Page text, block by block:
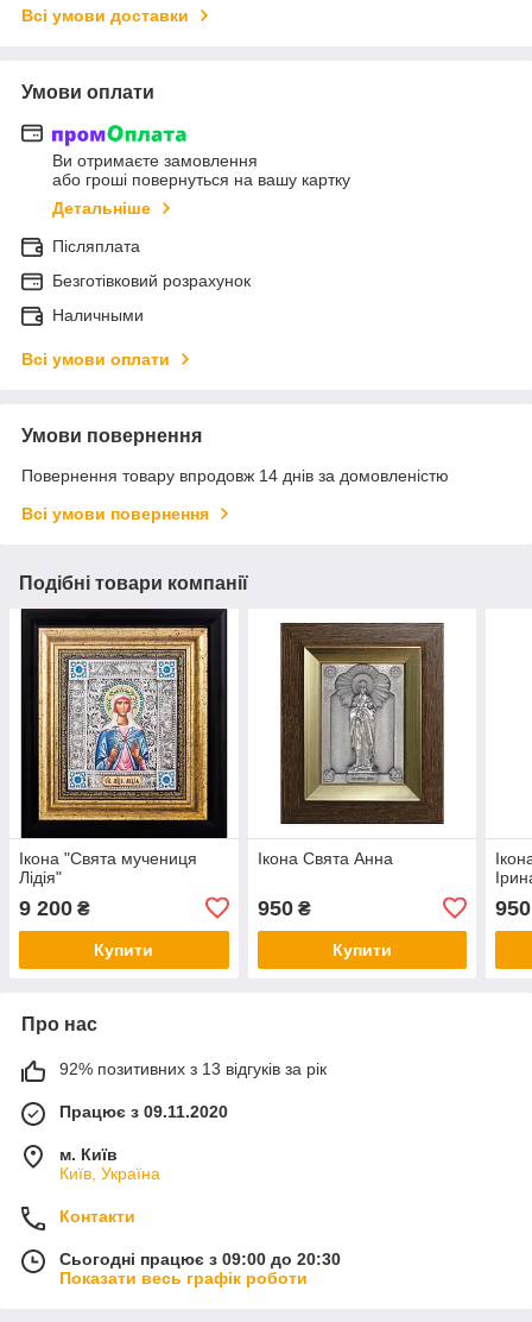
Всі умови доставки
Умови оплати
Ви отримаєте замовлення
або гроші повернуться на вашу картку
Детальніше
Післяплата
Безготівковий розрахунок
Наличными
Всі умови оплати
Умови повернення
Повернення товару впродовж 14 днів за домовленістю
Всі умови повернення
Подібні товари компанії
Ікона "Свята мучениця
Лідія"
9 200 ₴
Купити
Ікона Свята Анна
950₴
Купити
950
Про нас
92% позитивних з 13 відгуків за рік
Працює з 09.11.2020
м. Київ
Київ, Україна
Контакти
Сьогодні працює з 09:00 до 20:30
Показати весь графік роботи